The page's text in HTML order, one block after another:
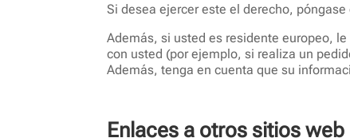
Si desea ejercer este el derecho,
Además, si usted es residente europeo,
con usted (por ejemplo, si realiza un
Además, tenga en cuenta que su
Enlaces a otros sitios web